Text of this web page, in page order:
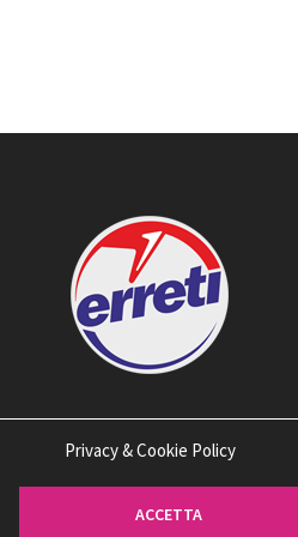
Privacy & Cookie Policy
ACCETTA